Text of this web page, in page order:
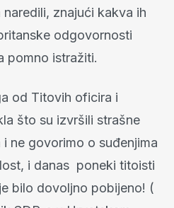
znajući kakva ih
odgovornosti
pomno istražiti.
od Titovih oficira i
što su izvršili strašne
ne govorimo o suđenjima
i danas poneki titoisti
bilo dovoljno pobijeno! (